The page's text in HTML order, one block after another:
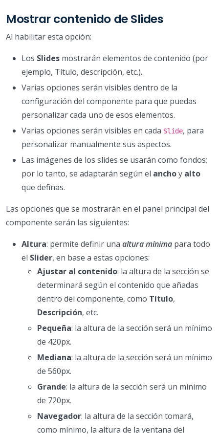
Mostrar contenido de Slides
Al habilitar esta opción:
Los Slides mostrarán elementos de contenido (por
ejemplo, Título, descripción, etc.).
Varias opciones serán visibles dentro de la
configuración del componente para que puedas
personalizar cada uno de esos elementos.
Varias opciones serán visibles en cada Slide, para
personalizar manualmente sus aspectos.
Las imágenes de los slides se usarán como fondos;
por lo tanto, se adaptarán según el anchoy alto
que definas.
Las opciones que se mostrarán en el panel principal del
componente serán las siguientes:
Altura: permite definir una altura mínima para todo
el Slider, en base a estas opciones:
Ajustar al contenido: la altura de la sección se
determinará según el contenido que añadas
dentro del componente, como Título,
Descripción, etc.
Pequeña: la altura de la sección será un mínimo
de 420px.
Mediana: la altura de la sección será un mínimo
de 560px.
Grande: la altura de la sección será un mínimo
de 720px.
Navegador: la altura de la sección tomará,
como mínimo, la altura de la ventana del